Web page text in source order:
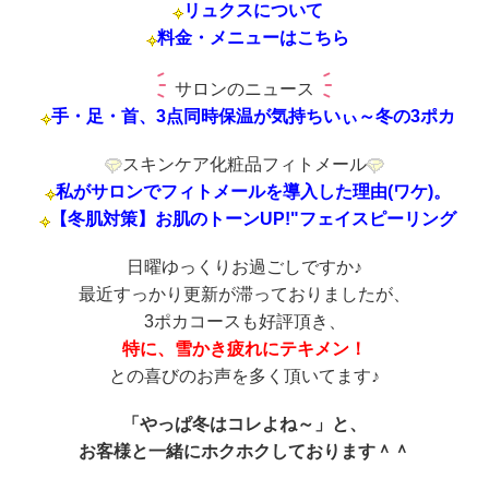
リュクスについて
料金・メニューはこちら
サロンのニュース
手・足・首、3点同時保温が気持ちいぃ～冬の3ポカ
スキンケア化粧品フィトメール
私がサロンでフィトメールを導入した理由(ワケ)。
【冬肌対策】お肌のトーンUP!"フェイスピーリング
日曜ゆっくりお過ごしですか♪
最近すっかり更新が滞っておりましたが、
3ポカコースも好評頂き、
特に、雪かき疲れにテキメン！
との喜びのお声を多く頂いてます♪
「やっぱ冬はコレよね～」と、
お客様と一緒にホクホクしております＾＾